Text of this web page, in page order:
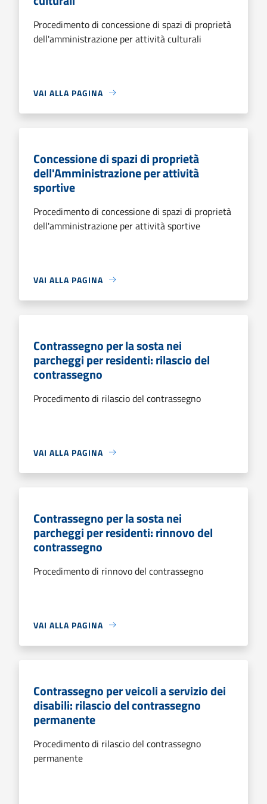
Procedimento di concessione di spazi di proprietà
dell'amministrazione per attività culturali
VAI ALLA PAGINA
Concessione di spazi di proprietà
dell'Amministrazione per attività
sportive
Procedimento di concessione di spazi di proprietà
dell'amministrazione per attività sportive
VAI ALLA PAGINA
Contrassegno per la sosta nei
parcheggi per residenti: rilascio del
contrassegno
Procedimento di rilascio del contrassegno
VAI ALLA PAGINA
Contrassegno per la sosta nei
parcheggi per residenti: rinnovo del
contrassegno
Procedimento di rinnovo del contrassegno
VAI ALLA PAGINA
Contrassegno per veicoli a servizio dei
disabili: rilascio del contrassegno
permanente
Procedimento di rilascio del contrassegno
permanente